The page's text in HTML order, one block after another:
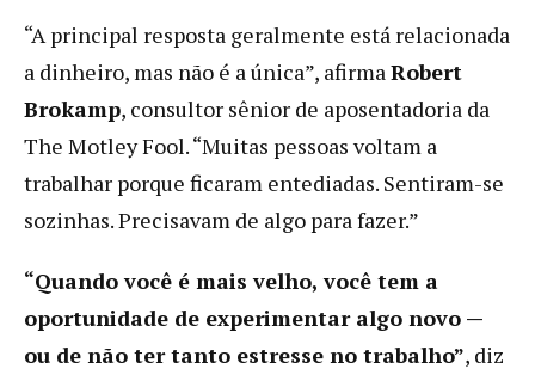
“A principal resposta geralmente está relacionada
a dinheiro, mas não é a única”, afirmaRobert
Brokamp, ​​consultor sênior de aposentadoria da
The Motley Fool. “Muitas pessoas voltam a
trabalhar porque ficaram entediadas. Sentiram-se
sozinhas. Precisavam de algo para fazer.”
“Quando você é mais velho, você tem a
oportunidade de experimentar algo novo —
ou de não ter tanto estresse no trabalho”, diz